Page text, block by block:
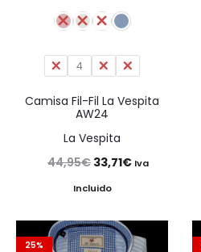
3 4 5 6
Camisa Fil-Fil La Vespita
AW24
La Vespita
44,95€ El
precio
era:
33,71€El
es:
Iva
Incluido
25%